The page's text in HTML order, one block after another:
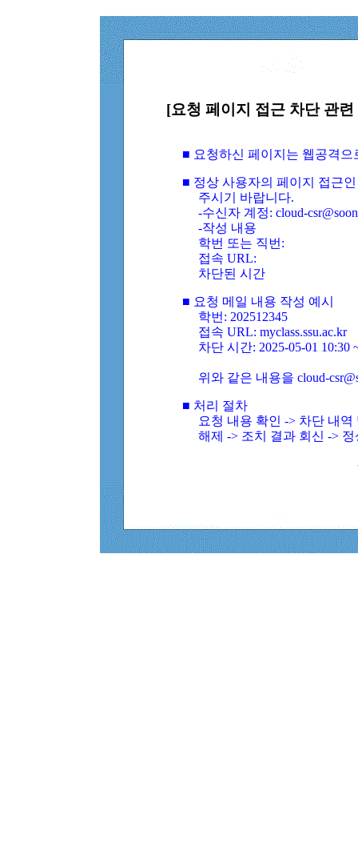
[요청 페이지 접근 차단 관
■ 요청하신 페이지는 웹공격
■ 정상 사용자의 페이지 접근
주시기 바랍니다.
-수신자 계정: cloud-
-작성 내용
학번 또는 직번:
접속 URL:
차단된 시간
■ 요청 메일 내용 작성 예시
학번: 202512345
접속 URL: myclass.ssu.ac.kr
차단 시간: 2025-05-01 10:30
위와 같은 내용을 cloud-
■ 처리 절차
요청 내용 확인 -> 차단 내
해제 -> 조치 결과 회신 ->